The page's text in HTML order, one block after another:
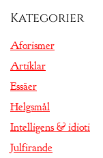
Kategorier
Aforismer
Artiklar
Essäer
Helgsmål
Intelligens & idioti
Julfirande